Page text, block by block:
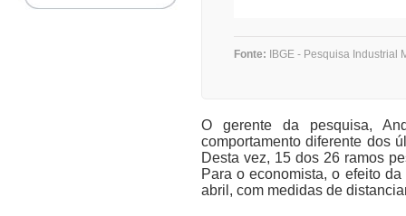
Fonte: IBGE - Pesquisa Industrial
O gerente da pesquisa,
comportamento diferente dos
Desta vez, 15 dos 26 ramos
Para o economista, o efeito
abril, com medidas de